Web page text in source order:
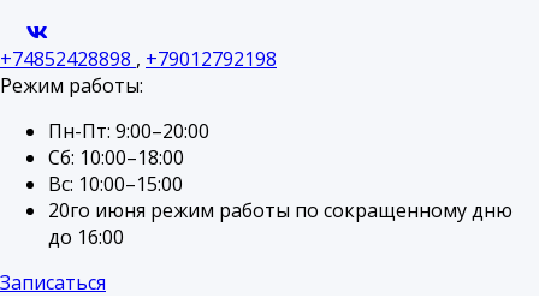
+74852428898 , +79012792198
Режим работы:
Пн-Пт: 9:00–20:00
Сб: 10:00–18:00
Вс: 10:00–15:00
20го июня режим работы по сокращенному дню
до 16:00
Записаться